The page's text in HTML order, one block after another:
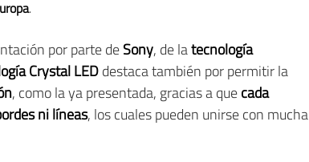
.
por parte deSony, de latecnología
Crystal LEDdestaca también por permitir la
, como la ya presentada, gracias a quecada
ni líneas, los cuales pueden unirse con mucha